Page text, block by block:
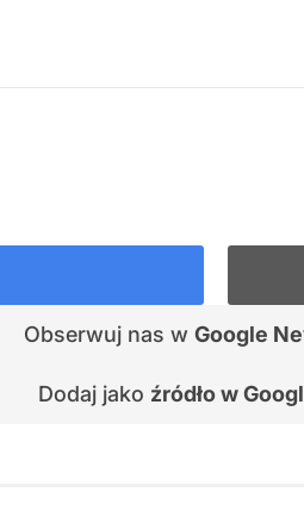
Obserwuj nas w Google
Dodaj jako źródło w